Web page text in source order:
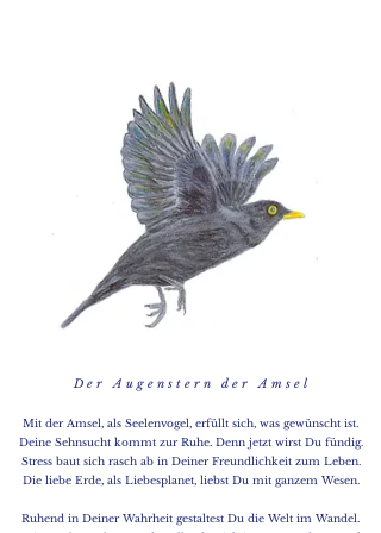
D e r A u g e n s t e r n d e r A m s e l
Mit der Amsel, als Seelenvogel, erfüllt sich, was gewünscht ist.
Deine Sehnsucht kommt zur Ruhe. Denn jetzt wirst Du fündig.
Stress baut sich rasch ab in Deiner Freundlichkeit zum Leben.
Die liebe Erde, als Liebesplanet, liebst Du mit ganzem Wesen.
Ruhend in Deiner Wahrheit gestaltest Du die Welt im Wandel.